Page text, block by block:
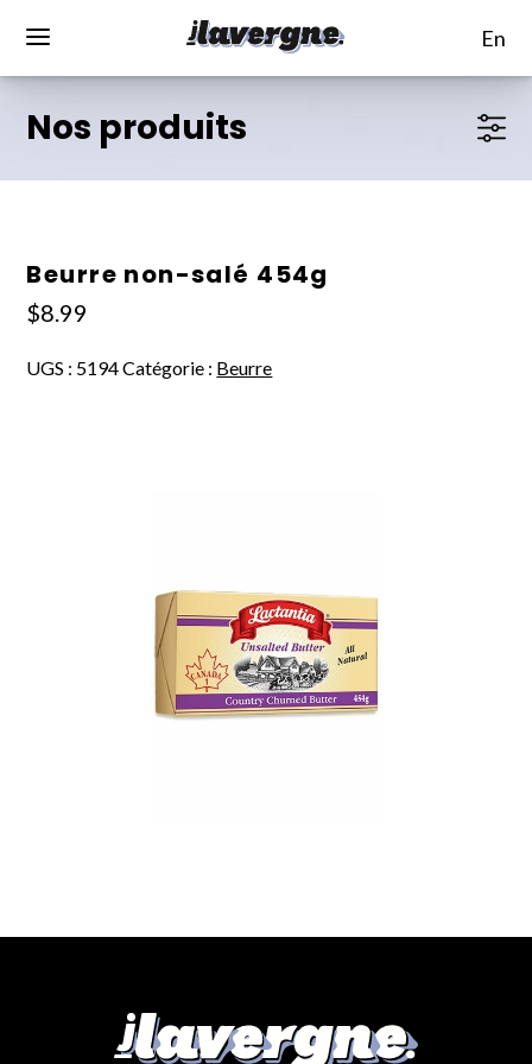
en
Nos produits
Beurre non-salé 454g
$8.99
UGS : 5194Catégorie : Beurre